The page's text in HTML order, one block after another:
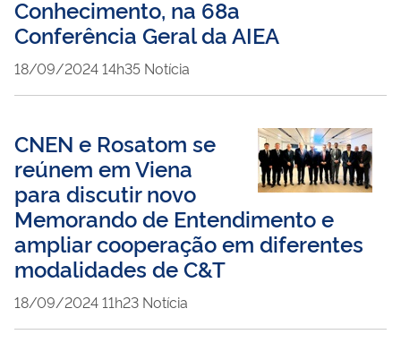
Conhecimento, na 68a
Conferência Geral da AIEA
publicado
18/09/202414h35 Notícia
CNEN e Rosatom se
reúnem em Viena
para discutir novo
Memorando de Entendimento e
ampliar cooperação em diferentes
modalidades de C&T
publicado
18/09/202411h23 Notícia